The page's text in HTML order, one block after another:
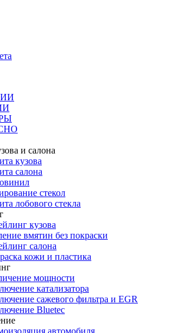
и салона
кузова
салона
стекол
лобового стекла
кузова
вмятин без покраски
салона
кожи и пластика
мощности
катализатора
сажевого фильтра и EGR
Bluetec
автомобиля